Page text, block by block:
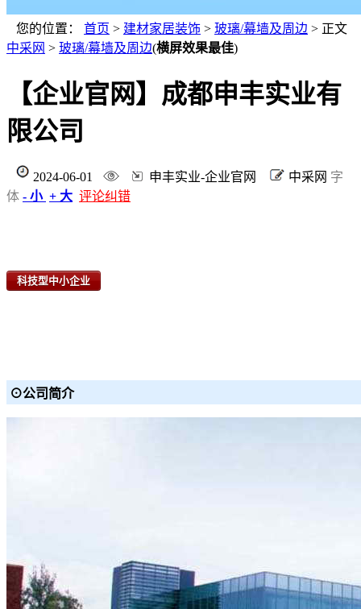
您的位置： 首页 > 建材家居装饰 > 玻璃/幕墙及周边 > 正文
中采网 > 玻璃/幕墙及周边(横屏效果最佳)
【企业官网】成都申丰实业有
限公司
2024-06-01 申丰实业-企业官网 中采网 字
体 - 小 + 大 评论纠错
科技型中小企业
⊙公司简介